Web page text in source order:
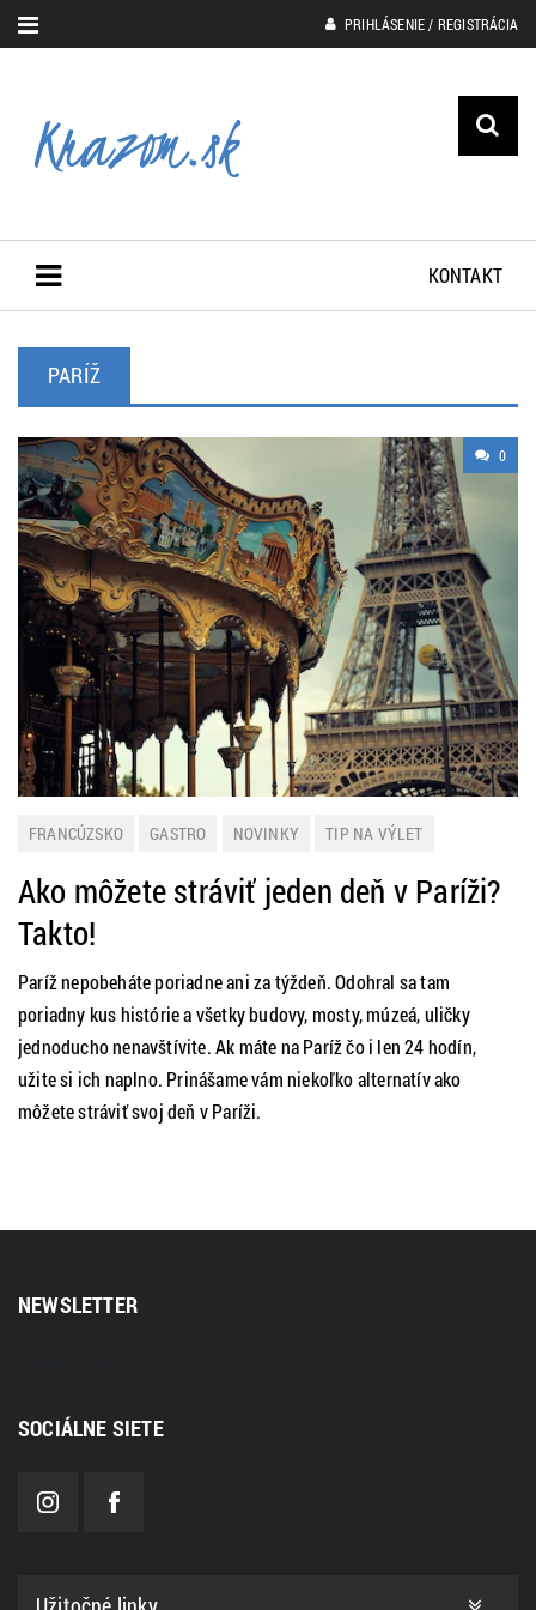
PRIHLÁSENIE / REGISTRÁCIA
KONTAKT
PARÍŽ
0
FRANCÚZSKO GASTRO NOVINKY TIP NA VÝLET
Ako môžete stráviť jeden deň v Paríži?
Takto!
Paríž nepobeháte poriadne ani za týždeň. Odohral sa tam
poriadny kus histórie a všetky budovy, mosty, múzeá, uličky
jednoducho nenavštívite. Ak máte na Paríž čo i len 24 hodín,
užite si ich naplno. Prinášame vám niekoľko alternatív ako
môžete stráviť svoj deň v Paríži.
NEWSLETTER
SOCIÁLNE SIETE